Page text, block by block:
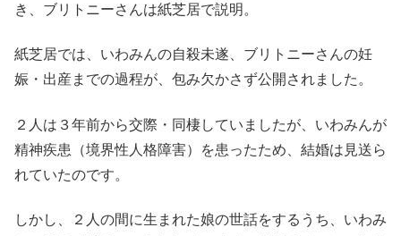
き、ブリトニーさんは紙芝居で説明。
紙芝居では、いわみんの自殺未遂、ブリトニーさんの妊
娠・出産までの過程が、包み欠かさず公開されました。
２人は３年前から交際・同棲していましたが、いわみんが
精神疾患（境界性人格障害）を患ったため、結婚は見送ら
れていたのです。
しかし、２人の間に生まれた娘の世話をするうち、いわみ